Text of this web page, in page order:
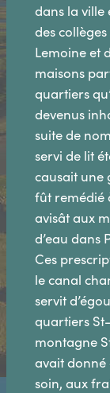
dans la
des
Lemoine et
maisons
quartiers
devenus
suite de
servi de lit
causait une
fût remédié
avisât aux
d’eau dans
Ces
le canal
servit
quartiers
montagne
avait donné
soin, aux